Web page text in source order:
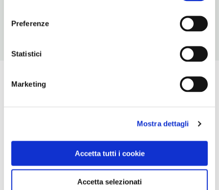
Preferenze
Statistici
Marketing
Mostra dettagli
Accetta tutti i cookie
Accetta selezionati